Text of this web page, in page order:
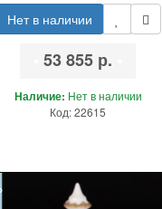
Нет в наличии
53 855 р.
Наличие: Нет в наличии
Код: 22615